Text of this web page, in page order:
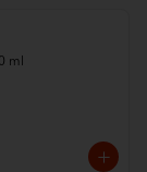
ml